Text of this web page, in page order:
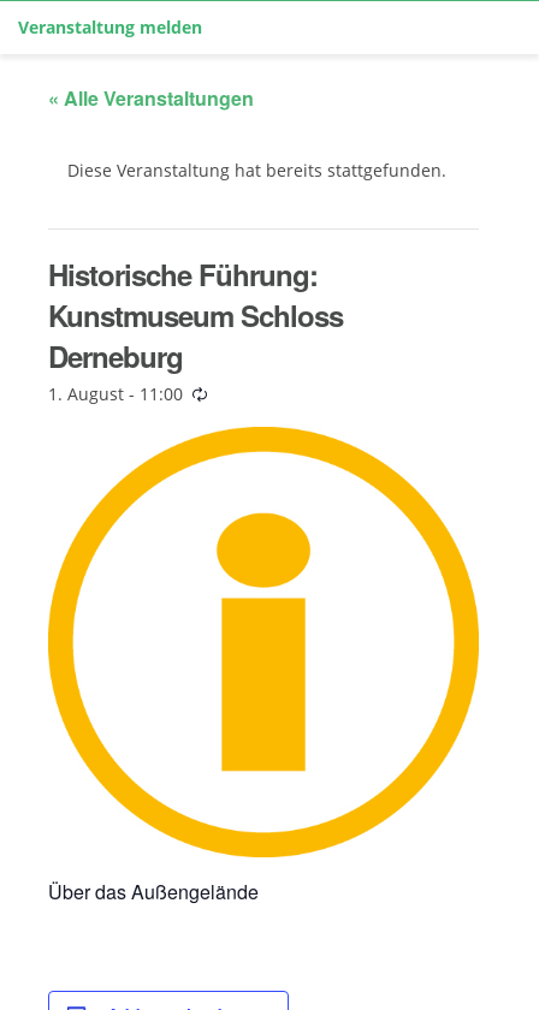
Veranstaltung melden
« Alle Veranstaltungen
Diese Veranstaltung hat bereits stattgefunden.
Historische Führung:
Kunstmuseum Schloss
Derneburg
1. August - 11:00
Über das Außengelände